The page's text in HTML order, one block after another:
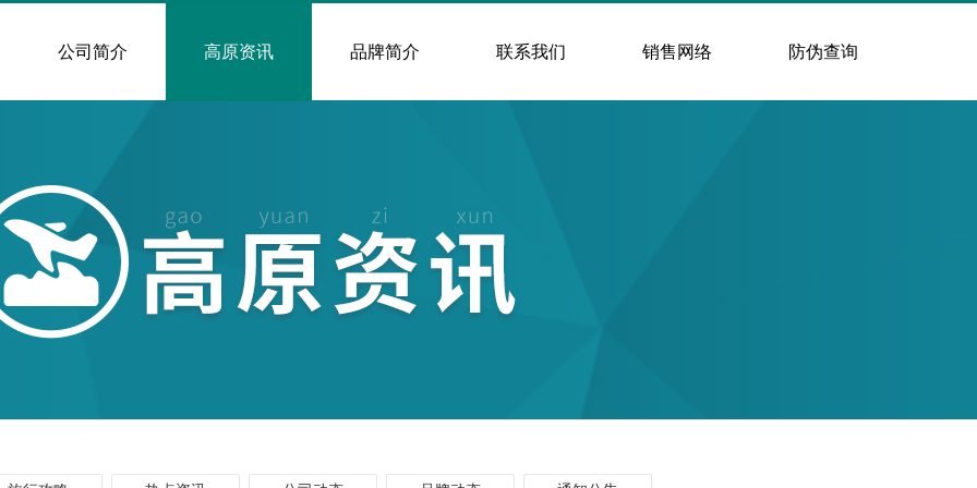
公司简介 高原资讯 品牌简介 联系我们 销售网络 防伪查询